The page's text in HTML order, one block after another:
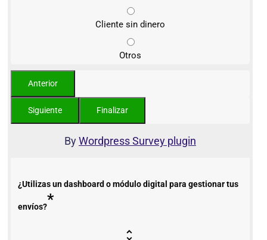
Cliente sin dinero
Otros
ByWordpress Survey plugin
¿Utilizas un dashboard o módulo digital para gestionar tus
envíos?*